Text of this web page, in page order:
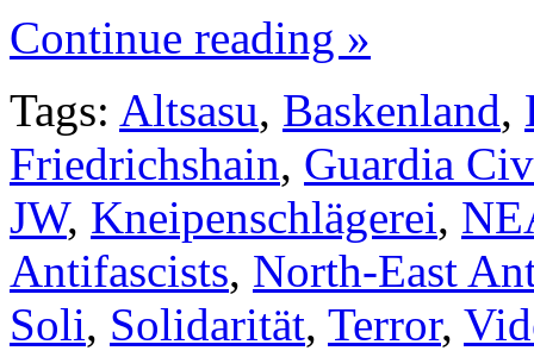
Continue reading »
Tags: Altsasu, Baskenland,
Friedrichshain, Guardia
JW, Kneipenschlägerei,
Antifascists, North-East
Soli, Solidarität, Terror,